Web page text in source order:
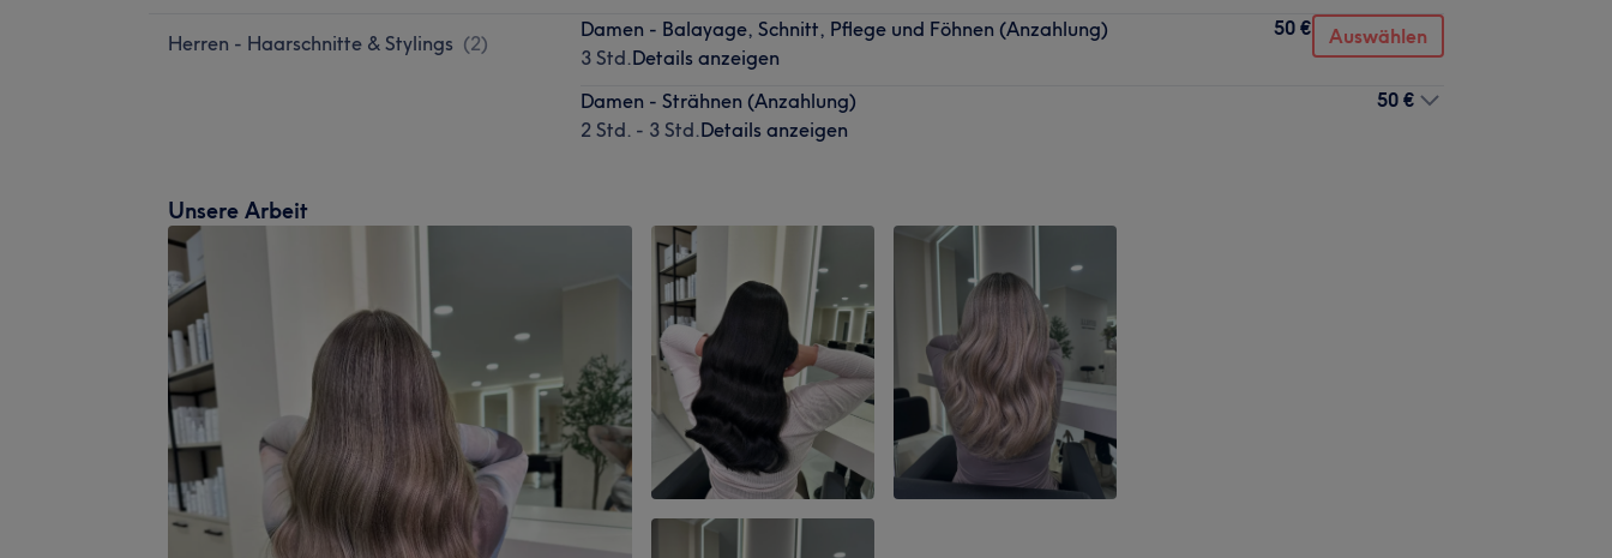
Herren - Haarschnitte & Stylings (2)
Damen - Balayage, Schnitt, Pflege und Föhnen (Anzahlung)
3 Std.Details anzeigen
50 € Auswählen
Damen - Strähnen (Anzahlung)
2 Std. - 3 Std.Details anzeigen
50 €
Unsere Arbeit